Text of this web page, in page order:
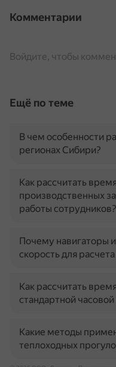
Комментарии
Войдите, чтобы
Ещё по теме
В чем особенности
регионах Сибири?
Как рассчитать
производственных
работы сотрудников?
Почему навигаторы
скорость для
Как рассчитать
стандартной часовой
Какие методы
теплоходных